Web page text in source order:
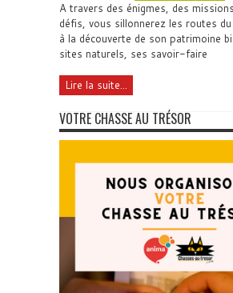
A travers des énigmes, des
défis, vous sillonnerez les routes
à la découverte de son patrimoine
sites naturels, ses savoir-faire
Lire la suite...
VOTRE CHASSE AU TRÉSOR